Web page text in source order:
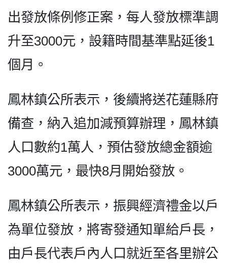
出發放條例修正案，每人發放標準調
升至3000元，設籍時間基準點延後1
個月。
鳳林鎮公所表示，後續將送花蓮縣府
備查，納入追加減預算辦理，鳳林鎮
人口數約1萬人，預估發放總金額逾
3000萬元，最快8月開始發放。
鳳林鎮公所表示，振興經濟禮金以戶
為單位發放，將寄發通知單給戶長，
由戶長代表戶內人口就近至各里辦公